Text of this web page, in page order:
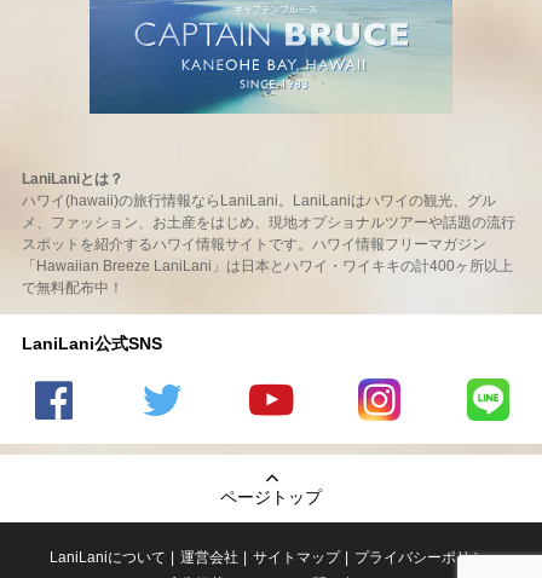
LaniLaniとは？
ハワイ(hawaii)の旅行情報ならLaniLani。LaniLaniはハワイの観光、グル
メ、ファッション、お土産をはじめ、現地オプショナルツアーや話題の流行
スポットを紹介するハワイ情報サイトです。ハワイ情報フリーマガジン
「Hawaiian Breeze LaniLani」は日本とハワイ・ワイキキの計400ヶ所以上
で無料配布中！
LaniLani公式SNS
の
のtwitter
の
Youtube
チャンネ
LaniLani
LaniLani
ページトップ
LaniLaniについて 運営会社 サイトマップ
プライバシーポリシー